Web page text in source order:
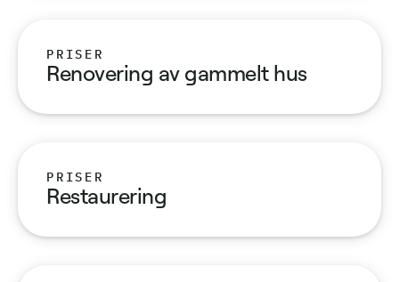
PRISER
Renovering av gammelt hus
PRISER
Restaurering